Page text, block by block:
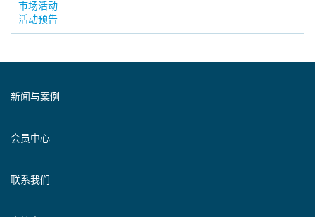
市场活动
活动预告
新闻与案例
会员中心
联系我们